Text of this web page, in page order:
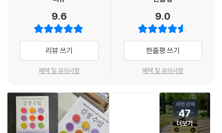
에필로그: 모두가 감정 조절을 잘하는 세상이 정말로 온다면
부록: 감정 조절 기술을 위한 실용 가이드
참고 자료, 정신 건강 자료
“인생의 많은 게 그렇듯 경기력도 결국 멘탈 게임이다. 나는 몸으로는 못
하는 게 없지만, 정신적으로는 약해질 때도 있다. 그래서 잘할 때나, 못할
때나 매일 『내면 근력』을 읽는다. 이 책을 읽으면 마음이 편안해지고, 무엇
이든 할 수 있다는 믿음을 갖게 된다.” 브라운 선수의 인터뷰는 곧 폭발적
종합 1위에 올랐고, 전 세계 27개국에 번역 출간되며 75만 부 이상 판매된
초대형 베스트셀러가 되었다.
이 책을 ‘경전처럼 읽는다’고 말하는 이는 브라운뿐만이 아니다. 올림픽 금
9.6
리뷰 쓰기
혜택 및 유의사항
9.0
한줄평 쓰기
혜택 및 유의사항
47
더보기